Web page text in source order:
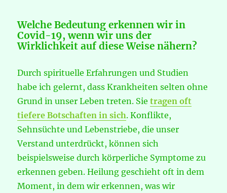
Welche Bedeutung erkennen wir in
Covid-19, wenn wir uns der
Wirklichkeit auf diese Weise nähern?
Durch spirituelle Erfahrungen und Studien
habe ich gelernt, dass Krankheiten selten ohne
Grund in unser Leben treten. Sietragen oft
tiefere Botschaften in sich. Konflikte,
Sehnsüchte und Lebenstriebe, die unser
Verstand unterdrückt, können sich
beispielsweise durch körperliche Symptome zu
erkennen geben. Heilung geschieht oft in dem
Moment, in dem wir erkennen, was wir